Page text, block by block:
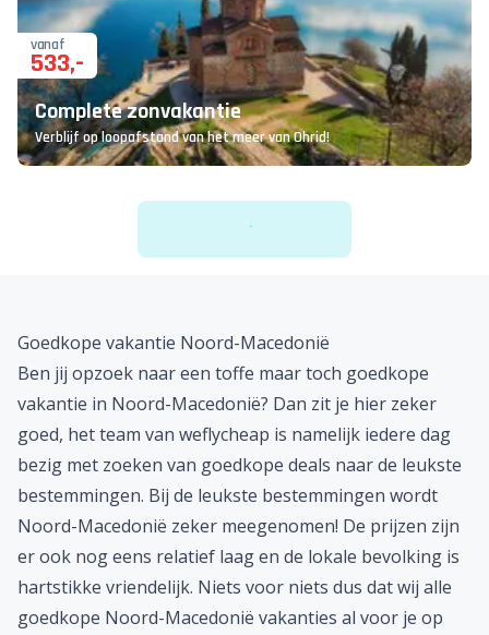
vanaf
533,-
Complete zonvakantie
Verblijf op loopafstand van het meer van Ohrid!
laad meer deals
Bij het zoeken naar deals is er iets misgegaan. Probeer
het later nog eens. Excuses voor het ongemak.
Bekijk alle vakanties
Goedkope vakantie Noord-Macedonië
Ben jij opzoek naar een toffe maar toch goedkope
vakantie in Noord-Macedonië? Dan zit je hier zeker